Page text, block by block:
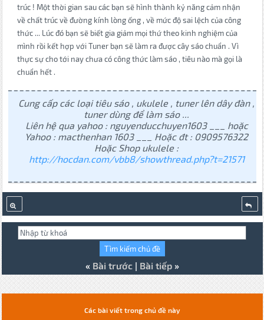
trúc ! Một thời gian sau các bạn sẽ hình thành kỷ năng cảm nhận
về chất trúc về đường kính lòng ống , về mức độ sai lệch của công
thức ... Lúc đó bạn sẽ biết gia giảm mọi thứ theo kinh nghiệm của
mình rồi kết hợp với Tuner bạn sẽ làm ra được cây sáo chuẩn . Vì
thực sự cho tới nay chưa có công thức làm sáo , tiêu nào mà gọi là
chuẩn hết .
Cung cấp các loại tiêu sáo , ukulele , tuner lên dây đàn ,
tuner dùng để làm sáo ...
Liên hệ qua yahoo : nguyenducchuyen1603 ___ hoặc
Yahoo : macthenhan 1603 ___ Hoặc đt : 0909576322
Hoặc Shop ukulele :
http://hocdan.com/vbb8/showthread.php?t=21571
« Bài trước| Bài tiếp»
Các bài viết trong chủ đề này